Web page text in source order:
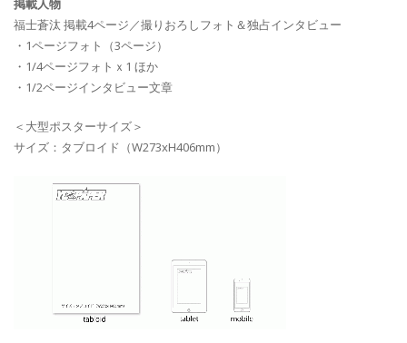
掲載人物
福士蒼汰 掲載4ページ／撮りおろしフォト＆独占インタビュー
・1ページフォト（3ページ）
・1/4ページフォトｘ1 ほか
・1/2ページインタビュー文章
＜大型ポスターサイズ＞
サイズ：タブロイド（W273xH406mm）